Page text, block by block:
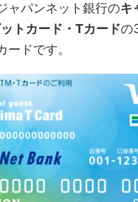
ャパンネット銀行のキ
トカード・Tカードの
ードです。